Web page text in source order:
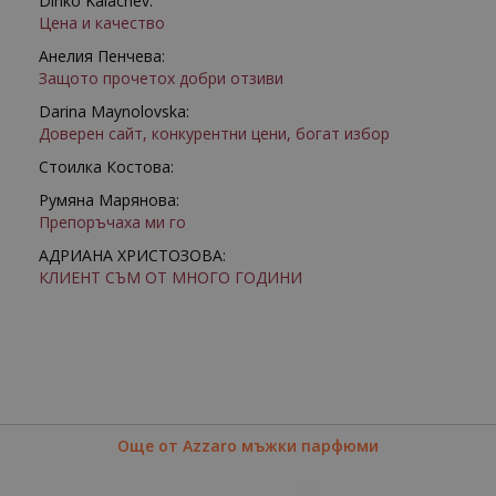
Цена и качество
Анелия Пенчева:
Защото прочетох добри отзиви
Darina Maynolovska:
Доверен сайт, конкурентни цени, богат избор
Стоилка Костова:
Румяна Марянова:
Препоръчаха ми го
АДРИАНА ХРИСТОЗОВА:
КЛИЕНТ СЪМ ОТ МНОГО ГОДИНИ
Още от Azzaro мъжки парфюми